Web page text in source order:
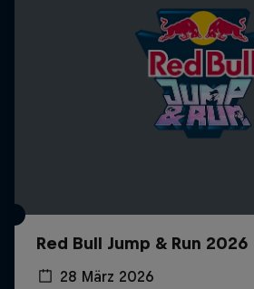
Red Bull Jump & Run 2026
28 März 2026